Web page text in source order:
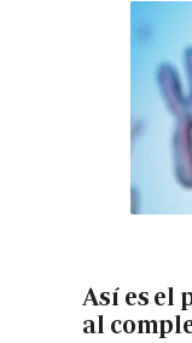
Así es el
al